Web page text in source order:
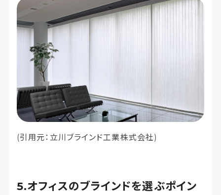
(引用元：立川ブラインド工業株式会社)
オフィスのブラインドを選ぶポイン